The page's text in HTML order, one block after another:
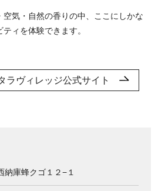
空気・自然の香りの中、ここにしかな
ィを体験できます。
ラヴィレッジ公式サイト
庫蜂クゴ１２−１